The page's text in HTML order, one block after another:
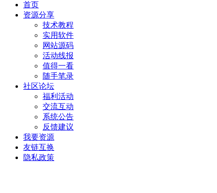
首页
资源分享
技术教程
实用软件
网站源码
活动线报
值得一看
随手笔录
社区论坛
福利活动
交流互动
系统公告
反馈建议
我要资源
友链互换
隐私政策